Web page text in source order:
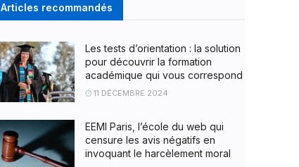
Articles recommandés
Les tests d’orientation : la solution
pour découvrir la formation
académique qui vous correspond
11 DÉCEMBRE 2024
EEMI Paris, l’école du web qui
censure les avis négatifs en
invoquant le harcèlement moral